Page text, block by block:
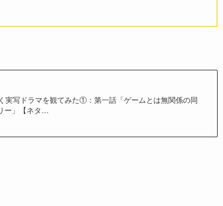
実写ドラマを観てみた①：第一話「ゲームとは無関係の同
ー」【ネタ…